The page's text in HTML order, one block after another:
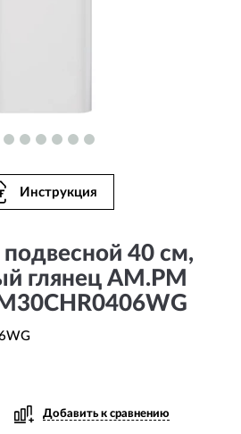
Инструкция
40 см,
глянец AM.PM
Добавить к сравнению